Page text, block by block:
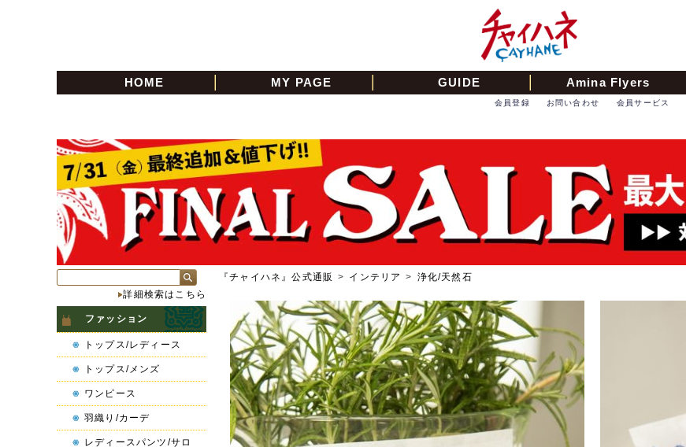
HOME MY PAGE GUIDE Amina Flyers
会員サービス
お問い合わせ
会員登録
『チャイハネ』公式通販 > インテリア > 浄化/天然石
詳細検索はこちら
ファッション
トップス/レディース
トップス/メンズ
ワンピース
羽織り/カーデ
レディースパンツ/サロ